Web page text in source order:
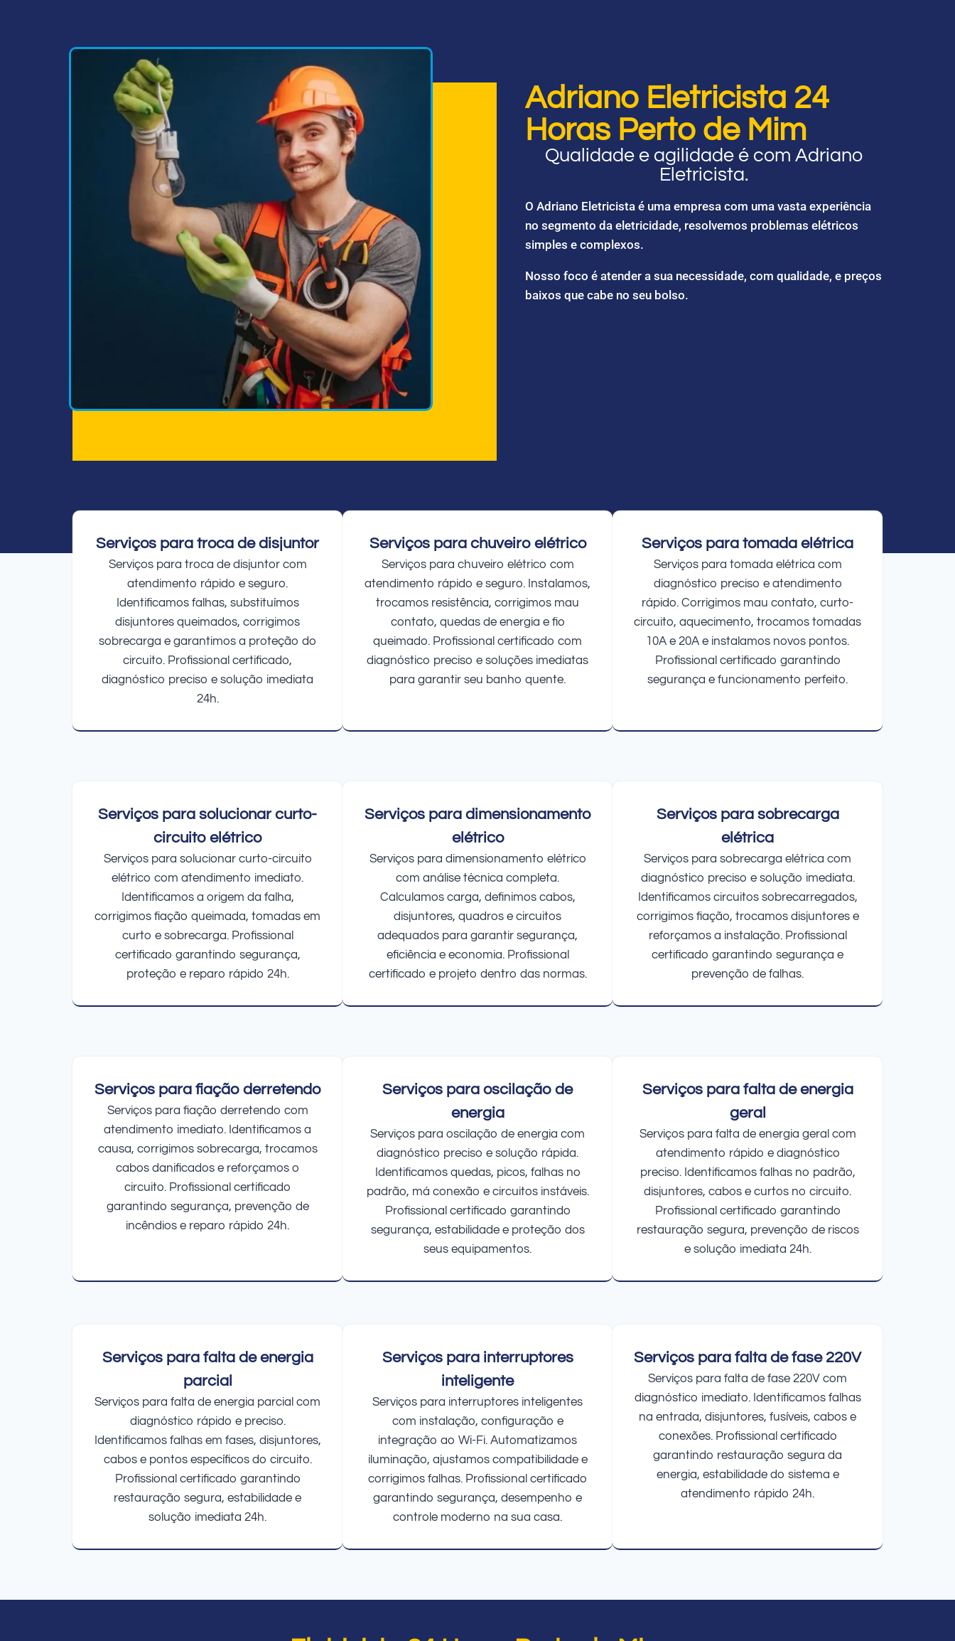
Adriano Eletricista 24
Horas Perto de Mim
Qualidade e agilidade é com Adriano
Eletricista.
O Adriano Eletricista é uma empresa com uma vasta experiência
no segmento da eletricidade, resolvemos problemas elétricos
simples e complexos.
Nosso foco é atender a sua necessidade, com qualidade, e preços
baixos que cabe no seu bolso.
Serviços para troca de disjuntor
Serviços para troca de disjuntor com
atendimento rápido e seguro.
Identificamos falhas, substituímos
disjuntores queimados, corrigimos
sobrecarga e garantimos a proteção do
circuito. Profissional certificado,
diagnóstico preciso e solução imediata
24h.
Serviços para chuveiro elétrico
Serviços para chuveiro elétrico com
atendimento rápido e seguro. Instalamos,
trocamos resistência, corrigimos mau
contato, quedas de energia e fio
queimado. Profissional certificado com
diagnóstico preciso e soluções imediatas
para garantir seu banho quente.
Serviços para tomada elétrica
Serviços para tomada elétrica com
diagnóstico preciso e atendimento
rápido. Corrigimos mau contato, curto-
circuito, aquecimento, trocamos tomadas
10A e 20A e instalamos novos pontos.
Profissional certificado garantindo
segurança e funcionamento perfeito.
Serviços para solucionar curto-
circuito elétrico
Serviços para solucionar curto-circuito
elétrico com atendimento imediato.
Identificamos a origem da falha,
corrigimos fiação queimada, tomadas em
curto e sobrecarga. Profissional
certificado garantindo segurança,
proteção e reparo rápido 24h.
Serviços para dimensionamento
elétrico
Serviços para dimensionamento elétrico
com análise técnica completa.
Calculamos carga, definimos cabos,
disjuntores, quadros e circuitos
adequados para garantir segurança,
eficiência e economia. Profissional
certificado e projeto dentro das normas.
Serviços para sobrecarga
elétrica
Serviços para sobrecarga elétrica com
diagnóstico preciso e solução imediata.
Identificamos circuitos sobrecarregados,
corrigimos fiação, trocamos disjuntores e
reforçamos a instalação. Profissional
certificado garantindo segurança e
prevenção de falhas.
Serviços para fiação derretendo
Serviços para fiação derretendo com
atendimento imediato. Identificamos a
causa, corrigimos sobrecarga, trocamos
cabos danificados e reforçamos o
circuito. Profissional certificado
garantindo segurança, prevenção de
incêndios e reparo rápido 24h.
Serviços para oscilação de
energia
Serviços para oscilação de energia com
diagnóstico preciso e solução rápida.
Identificamos quedas, picos, falhas no
padrão, má conexão e circuitos instáveis.
Profissional certificado garantindo
segurança, estabilidade e proteção dos
seus equipamentos.
Serviços para falta de energia
geral
Serviços para falta de energia geral com
atendimento rápido e diagnóstico
preciso. Identificamos falhas no padrão,
disjuntores, cabos e curtos no circuito.
Profissional certificado garantindo
restauração segura, prevenção de riscos
e solução imediata 24h.
Serviços para falta de energia
parcial
Serviços para falta de energia parcial com
diagnóstico rápido e preciso.
Identificamos falhas em fases, disjuntores,
cabos e pontos específicos do circuito.
Profissional certificado garantindo
restauração segura, estabilidade e
solução imediata 24h.
Serviços para interruptores
inteligente
Serviços para interruptores inteligentes
com instalação, configuração e
integração ao Wi-Fi. Automatizamos
iluminação, ajustamos compatibilidade e
corrigimos falhas. Profissional certificado
garantindo segurança, desempenho e
controle moderno na sua casa.
Serviços para falta de fase 220V
Serviços para falta de fase 220V com
diagnóstico imediato. Identificamos falhas
na entrada, disjuntores, fusíveis, cabos e
conexões. Profissional certificado
garantindo restauração segura da
energia, estabilidade do sistema e
atendimento rápido 24h.